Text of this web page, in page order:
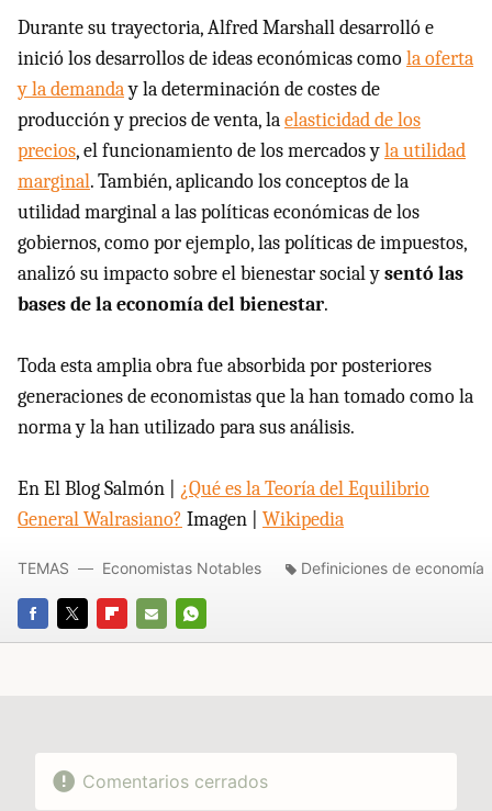
Durante su trayectoria, Alfred Marshall desarrolló e
inició los desarrollos de ideas económicas comola oferta
y la demanday la determinación de costes de
producción y precios de venta, laelasticidad de los
precios, el funcionamiento de los mercados yla utilidad
marginal. También, aplicando los conceptos de la
utilidad marginal a las políticas económicas de los
gobiernos, como por ejemplo, las políticas de impuestos,
analizó su impacto sobre el bienestar social ysentó las
bases de la economía del bienestar.
Toda esta amplia obra fue absorbida por posteriores
generaciones de economistas que la han tomado como la
norma y la han utilizado para sus análisis.
En El Blog Salmón | ¿Qué es la Teoría del Equilibrio
General Walrasiano? Imagen | Wikipedia
FACEBOOK
TWITTERFLIPBOARD
E-
WHATSAPP
TEMAS Economistas Notables Definiciones de economía
Comentarios cerrados